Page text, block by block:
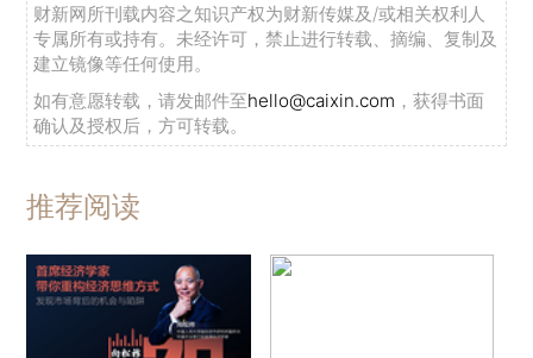
财新网所刊载内容之知识产权为财新传媒及/或相关权利人
专属所有或持有。未经许可，禁止进行转载、摘编、复制及
建立镜像等任何使用。
如有意愿转载，请发邮件至hello@caixin.com ，获得书面
确认及授权后，方可转载。
推荐阅读